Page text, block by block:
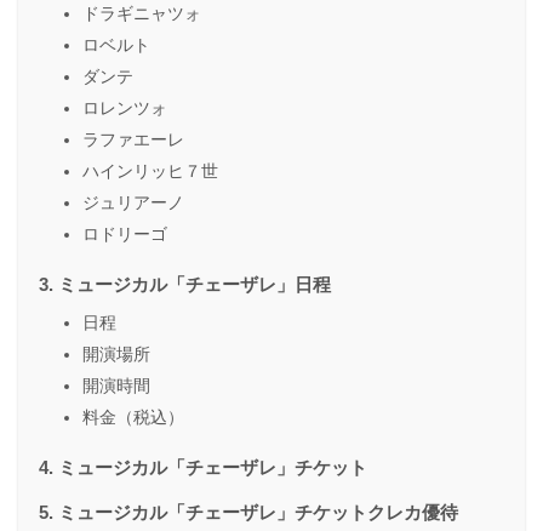
ドラギニャツォ
ロベルト
ダンテ
ロレンツォ
ラファエーレ
ハインリッヒ７世
ジュリアーノ
ロドリーゴ
ミュージカル「チェーザレ」日程
日程
開演場所
開演時間
料金（税込）
ミュージカル「チェーザレ」チケット
ミュージカル「チェーザレ」チケットクレカ優待